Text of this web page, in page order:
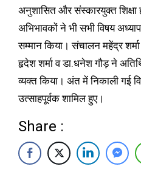
अनुशासित और संस्कारयुक्त शिक्षा
अभिभावकों ने भी सभी विषय
सम्मान किया। संचालन महेंद्र
हृदेश शर्मा व डा.धनेश गौड़ ने
व्यक्त किया। अंत में निकाली गई
उत्साहपूर्वक शामिल हुए।
Share :